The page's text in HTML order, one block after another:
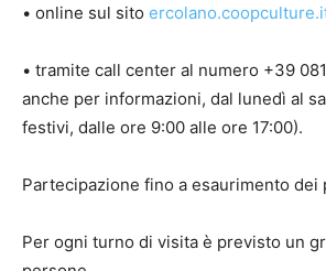
• online sul sito
• tramite call center al numero +39
anche per informazioni, dal lunedì al
festivi, dalle ore 9:00 alle ore 17:00).
Partecipazione fino a esaurimento dei
Per ogni turno di visita è previsto un